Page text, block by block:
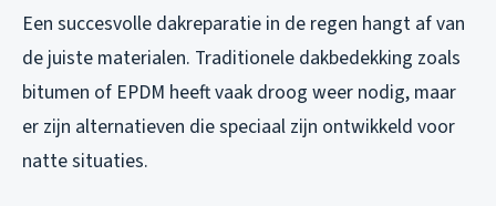
Een succesvolle dakreparatie in de regen hangt af van
de juiste materialen. Traditionele dakbedekking zoals
bitumen of EPDM heeft vaak droog weer nodig, maar
er zijn alternatieven die speciaal zijn ontwikkeld voor
natte situaties.